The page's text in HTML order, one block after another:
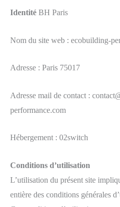
Identité BH Paris
Nom du site web : ecobuilding-
Adresse : Paris 75017
Adresse mail de contact :
performance.com
Hébergement : 02switch
Conditions d’utilisation
L’utilisation du présent site
entière des conditions générales